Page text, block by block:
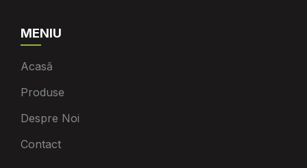
MENIU
Acasă
Produse
Despre Noi
Contact